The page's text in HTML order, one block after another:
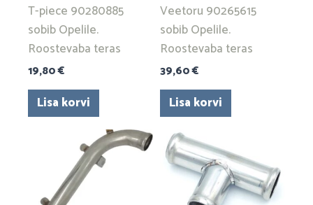
T-piece 90280885
sobib Opelile.
Roostevaba teras
19,80€
Lisa korvi
Veetoru 90265615
sobib Opelile.
Roostevaba teras
39,60€
Lisa korvi